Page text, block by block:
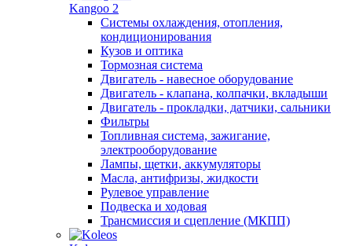
Kangoo 2
Системы охлаждения, отопления,
кондиционирования
Кузов и оптика
Тормозная система
Двигатель - навесное оборудование
Двигатель - клапана, колпачки, вкладыши
Двигатель - прокладки, датчики, сальники
Фильтры
Топливная система, зажигание,
электрооборудование
Лампы, щетки, аккумуляторы
Масла, антифризы, жидкости
Рулевое управление
Подвеска и ходовая
Трансмиссия и сцепление (МКПП)